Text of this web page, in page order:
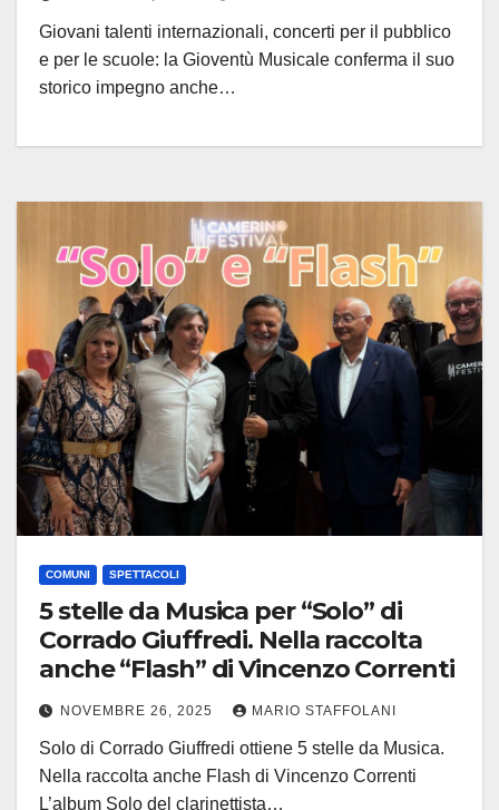
Giovani talenti internazionali, concerti per il pubblico
e per le scuole: la Gioventù Musicale conferma il suo
storico impegno anche…
COMUNI SPETTACOLI
5 stelle da Musica per “Solo” di
Corrado Giuffredi. Nella raccolta
anche “Flash” di Vincenzo Correnti
NOVEMBRE 26, 2025 MARIO STAFFOLANI
Solo di Corrado Giuffredi ottiene 5 stelle da Musica.
Nella raccolta anche Flash di Vincenzo Correnti
L’album Solo del clarinettista…